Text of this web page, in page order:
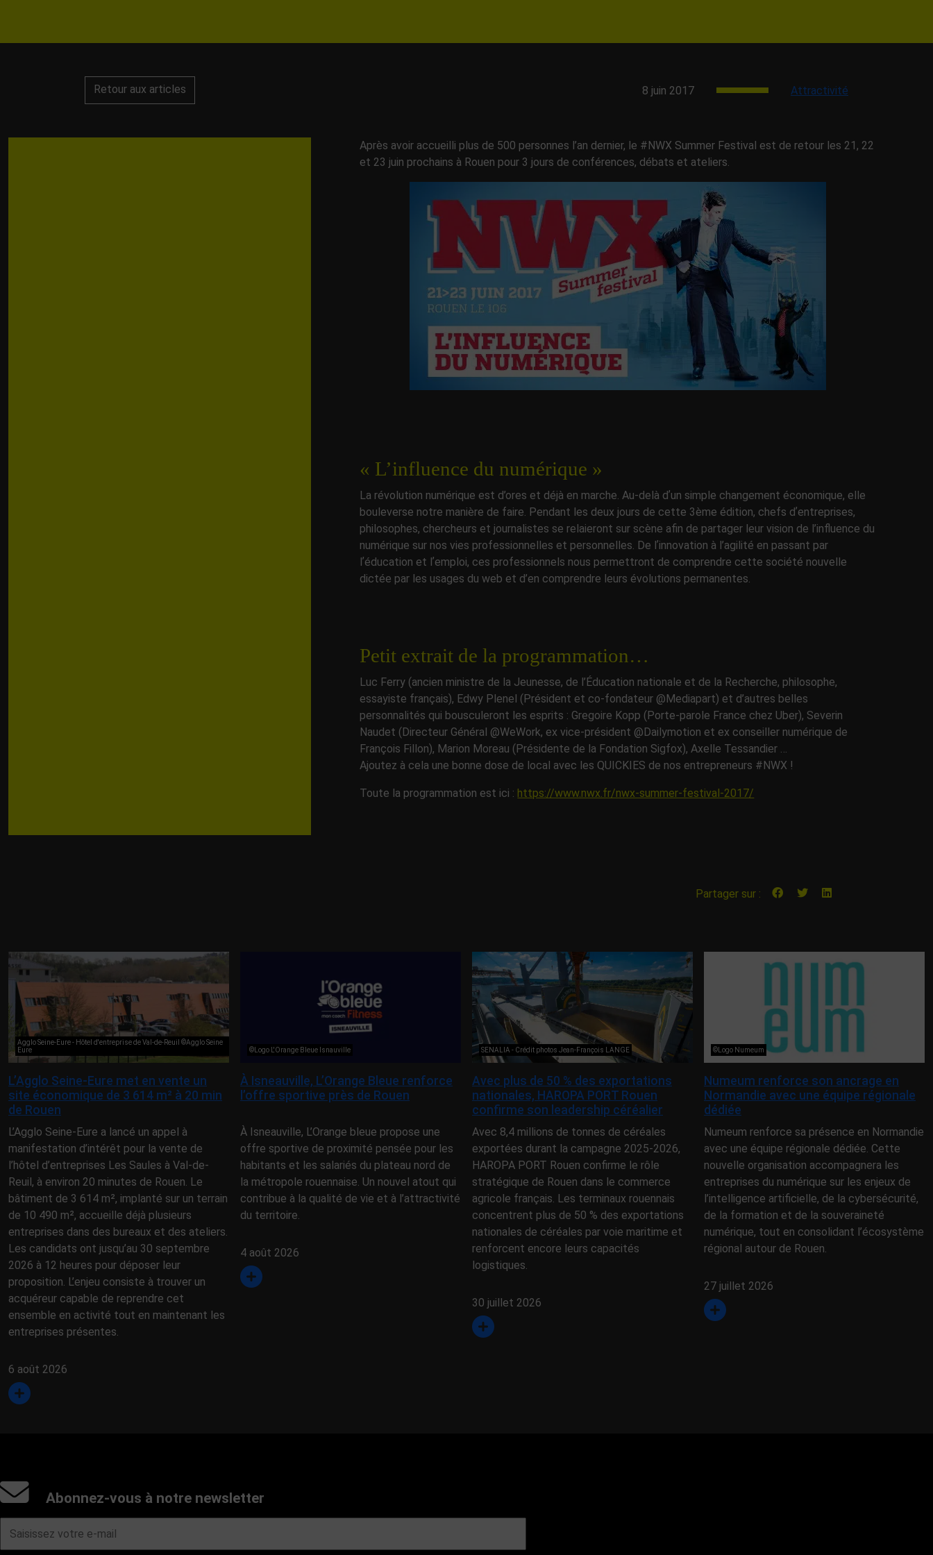
Retour aux articles 8 juin 2017 Attractivité
Après avoir accueilli plus de 500 personnes l’an dernier, le #NWX Summer Festival est de retour les 21, 22
et 23 juin prochains à Rouen pour 3 jours de conférences, débats et ateliers.
« L’influence du numérique »
La révolution numérique est d’ores et déjà en marche. Au-delà dʼun simple changement économique, elle
bouleverse notre manière de faire. Pendant les deux jours de cette 3ème édition, chefs dʼentreprises,
philosophes, chercheurs et journalistes se relaieront sur scène afin de partager leur vision de l’influence du
numérique sur nos vies professionnelles et personnelles. De lʼinnovation à l’agilité en passant par
lʼéducation et lʼemploi, ces professionnels nous permettront de comprendre cette société nouvelle
dictée par les usages du web et d’en comprendre leurs évolutions permanentes.
Petit extrait de la programmation…
Luc Ferry (ancien ministre de la Jeunesse, de l’Éducation nationale et de la Recherche, philosophe,
essayiste français), Edwy Plenel (Président et co-fondateur @Mediapart) et d’autres belles
personnalités qui bousculeront les esprits : Gregoire Kopp (Porte-parole France chez Uber), Severin
Naudet (Directeur Général @WeWork, ex vice-président @Dailymotion et ex conseiller numérique de
François Fillon), Marion Moreau (Présidente de la Fondation Sigfox), Axelle Tessandier …
Ajoutez à cela une bonne dose de local avec les QUICKIES de nos entrepreneurs #NWX !
Toute la programmation est ici : https://www.nwx.fr/nwx-summer-festival-2017/
Partager sur :
Agglo Seine-Eure - Hôtel d'entreprise de Val-de-Reuil ©Agglo Seine
Eure
L’Agglo Seine-Eure met en vente un
site économique de 3 614 m² à 20 min
de Rouen
L’Agglo Seine-Eure a lancé un appel à
manifestation d’intérêt pour la vente de
l’hôtel d’entreprises Les Saules à Val-de-
Reuil, à environ 20 minutes de Rouen. Le
bâtiment de 3 614 m², implanté sur un terrain
de 10 490 m², accueille déjà plusieurs
entreprises dans des bureaux et des ateliers.
Les candidats ont jusqu’au 30 septembre
2026 à 12 heures pour déposer leur
proposition. L’enjeu consiste à trouver un
acquéreur capable de reprendre cet
ensemble en activité tout en maintenant les
entreprises présentes.
6 août 2026
©Logo L'Orange Bleue Isnauville
À Isneauville, L’Orange Bleue renforce
l’offre sportive près de Rouen
À Isneauville, L’Orange bleue propose une
offre sportive de proximité pensée pour les
habitants et les salariés du plateau nord de
la métropole rouennaise. Un nouvel atout qui
contribue à la qualité de vie et à l’attractivité
du territoire.
4 août 2026
SENALIA - Crédit photos Jean-François LANGE
Avec plus de 50 % des exportations
nationales, HAROPA PORT Rouen
confirme son leadership céréalier
Avec 8,4 millions de tonnes de céréales
exportées durant la campagne 2025-2026,
HAROPA PORT Rouen confirme le rôle
stratégique de Rouen dans le commerce
agricole français. Les terminaux rouennais
concentrent plus de 50 % des exportations
nationales de céréales par voie maritime et
renforcent encore leurs capacités
logistiques.
30 juillet 2026
©Logo Numeum
Numeum renforce son ancrage en
Normandie avec une équipe régionale
dédiée
Numeum renforce sa présence en Normandie
avec une équipe régionale dédiée. Cette
nouvelle organisation accompagnera les
entreprises du numérique sur les enjeux de
l’intelligence artificielle, de la cybersécurité,
de la formation et de la souveraineté
numérique, tout en consolidant l’écosystème
régional autour de Rouen.
27 juillet 2026
Abonnez-vous à notre newsletter